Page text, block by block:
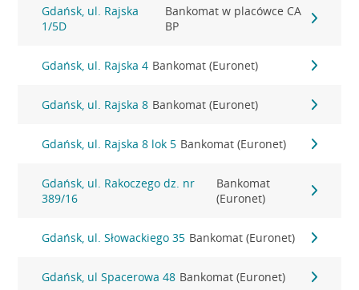
Gdańsk, ul. Rajska
1/5D
Bankomat w placówce CA
BP
Gdańsk, ul. Rajska 4 Bankomat (Euronet)
Gdańsk, ul. Rajska 8 Bankomat (Euronet)
Gdańsk, ul. Rajska 8 lok 5 Bankomat (Euronet)
Gdańsk, ul. Rakoczego dz. nr
389/16
Bankomat
(Euronet)
Gdańsk, ul. Słowackiego 35 Bankomat (Euronet)
Gdańsk, ul Spacerowa 48 Bankomat (Euronet)